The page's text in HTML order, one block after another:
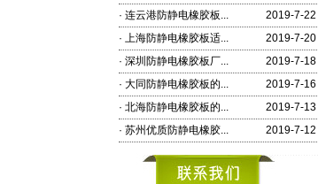
· 连云港防静电橡胶板...
2019-7-22
· 上海防静电橡胶板适...
2019-7-20
· 深圳防静电橡胶板厂...
2019-7-18
· 大同防静电橡胶板的...
2019-7-16
· 北海防静电橡胶板的...
2019-7-13
· 苏州优质防静电橡胶... 2019-7-12